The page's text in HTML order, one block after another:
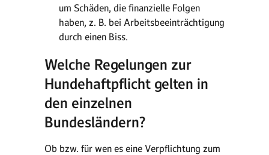
um Schäden, die finanzielle Folgen
haben, z. B. bei Arbeitsbeeinträchtigung
durch einen Biss.
Welche Regelungen zur
Hundehaftpflicht gelten in
den einzelnen
Bundesländern?
Ob bzw. für wen es eine Verpflichtung zum